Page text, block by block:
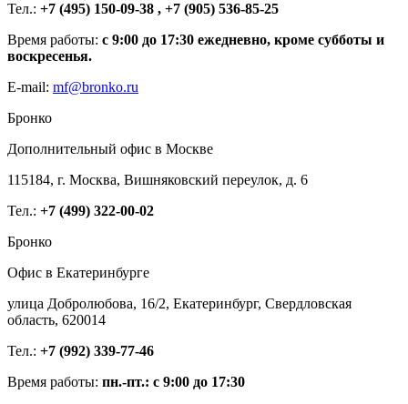
Тел.: +7 (495) 150-09-38 , +7 (905) 536-85-25
Время работы: с 9:00 до 17:30 ежедневно, кроме субботы и
воскресенья.
E-mail: mf@bronko.ru
Бронко
Дополнительный офис в Москве
115184, г. Москва, Вишняковский переулок, д. 6
Тел.: +7 (499) 322-00-02
Бронко
Офис в Екатеринбурге
улица Добролюбова, 16/2, Екатеринбург, Свердловская
область, 620014
Тел.: +7 (992) 339-77-46
Время работы: пн.-пт.: с 9:00 до 17:30